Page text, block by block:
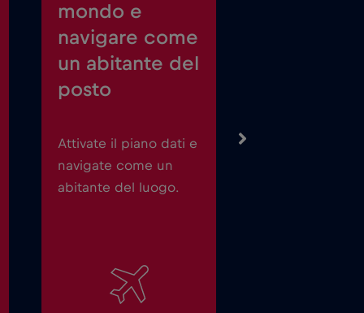
mondo e
navigare come
un abitante del
posto
Attivate il piano dati e
navigate come un
abitante del luogo.